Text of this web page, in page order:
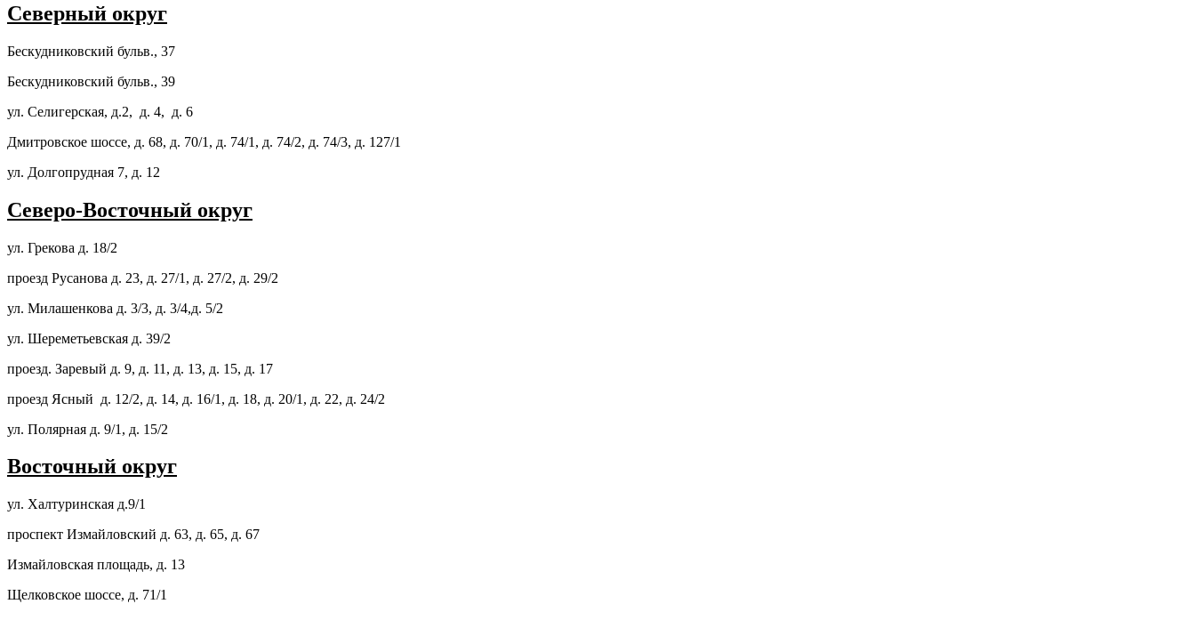
Северный округ
Бескудниковский бульв., 37
Бескудниковский бульв., 39
ул. Селигерская, д.2, д. 4, д. 6
Дмитровское шоссе, д. 68, д. 70/1, д. 74/1, д. 74/2, д. 74/3, д. 127/1
ул. Долгопрудная 7, д. 12
Северо-Восточный округ
ул. Грекова д. 18/2
проезд Русанова д. 23, д. 27/1, д. 27/2, д. 29/2
ул. Милашенкова д. 3/3, д. 3/4,д. 5/2
ул. Шереметьевская д. 39/2
проезд. Заревый д. 9, д. 11, д. 13, д. 15, д. 17
проезд Ясный д. 12/2, д. 14, д. 16/1, д. 18, д. 20/1, д. 22, д. 24/2
ул. Полярная д. 9/1, д. 15/2
Восточный округ
ул. Халтуринская д.9/1
проспект Измайловский д. 63, д. 65, д. 67
Измайловская площадь, д. 13
Щелковское шоссе, д. 71/1